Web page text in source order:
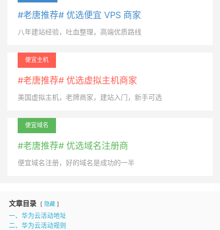
#老唐推荐# 优选便宜 VPS 商家
八年建站经验，吐血整理，高端优质路线
便宜主机
#老唐推荐# 优选虚拟主机商家
美国虚拟主机，老牌商家，建站入门，新手可选
便宜域名
#老唐推荐# 优选域名注册商
便宜域名注册，好的域名是成功的一半
文章目录 隐藏
一、华为云活动地址
二、华为云活动规则